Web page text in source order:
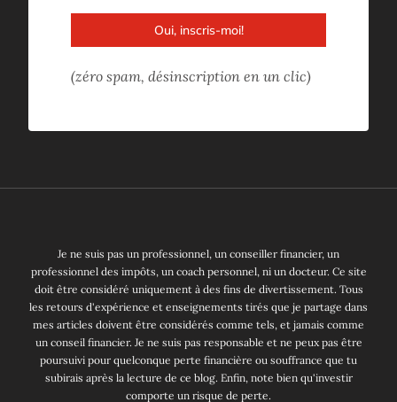
Oui, inscris-moi!
(zéro spam, désinscription en un clic)
Je ne suis pas un professionnel, un conseiller financier, un
professionnel des impôts, un coach personnel, ni un docteur. Ce site
doit être considéré uniquement à des fins de divertissement. Tous
les retours d'expérience et enseignements tirés que je partage dans
mes articles doivent être considérés comme tels, et jamais comme
un conseil financier. Je ne suis pas responsable et ne peux pas être
poursuivi pour quelconque perte financière ou souffrance que tu
subirais après la lecture de ce blog. Enfin, note bien qu'investir
comporte un risque de perte.